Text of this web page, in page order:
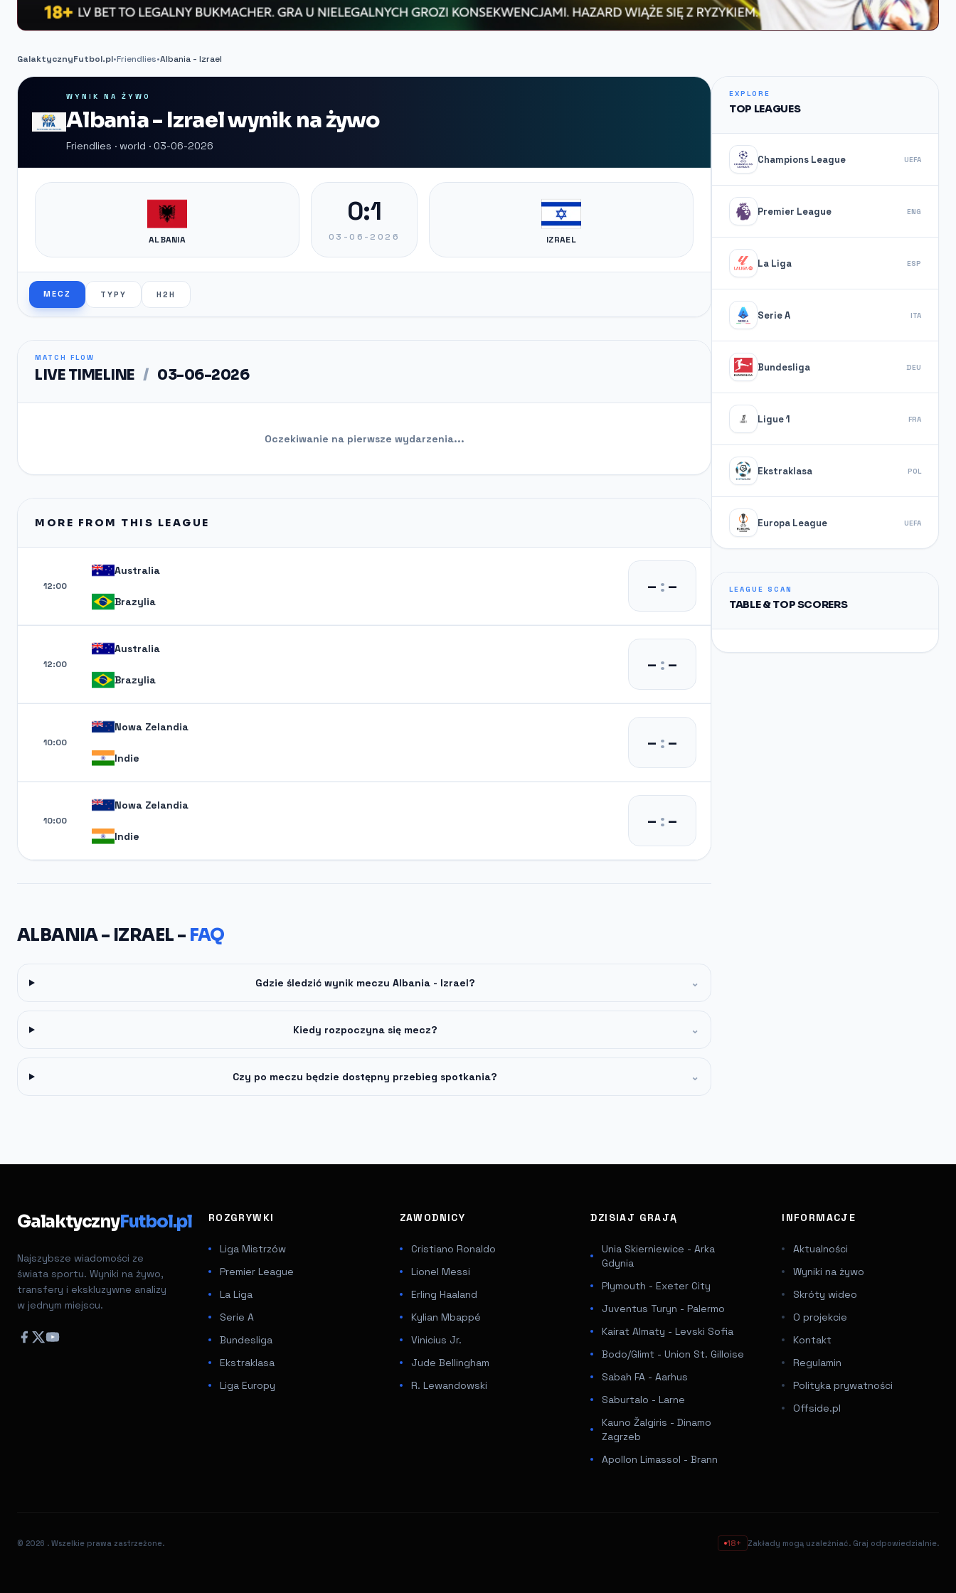
GalaktycznyFutbol.pl•Friendlies•Albania - Izrael
WYNIK NA ŻYWO
Albania - Izrael wynik na żywo
Friendlies · world · 03-06-2026
ALBANIA
0:1
03-06-2026 IZRAEL
MECZ TYPY H2H
MATCH FLOW
LIVE TIMELINE / 03-06-2026
Oczekiwanie na pierwsze wydarzenia...
MORE FROM THIS LEAGUE
12:00
Australia
Brazylia
– :–
12:00
Australia
Brazylia
– :–
10:00
Nowa Zelandia
Indie
– :–
10:00
Nowa Zelandia
Indie
– :–
ALBANIA - IZRAEL - FAQ
Gdzie śledzić wynik meczu Albania - Izrael? ⌄
Kiedy rozpoczyna się mecz? ⌄
Czy po meczu będzie dostępny przebieg spotkania? ⌄
EXPLORE
TOP LEAGUES
Champions League UEFA
Premier League ENG
La Liga ESP
Serie A ITA
Bundesliga DEU
Ligue 1 FRA
Ekstraklasa POL
Europa League UEFA
LEAGUE SCAN
TABLE & TOP SCORERS
GalaktycznyFutbol.pl
Najszybsze wiadomości ze
świata sportu. Wyniki na żywo,
transfery i ekskluzywne analizy
w jednym miejscu.
ROZGRYWKI
Liga Mistrzów
Premier League
La Liga
Serie A
Bundesliga
Ekstraklasa
Liga Europy
ZAWODNICY
Cristiano Ronaldo
Lionel Messi
Erling Haaland
Kylian Mbappé
Vinicius Jr.
Jude Bellingham
R. Lewandowski
DZISIAJ GRAJĄ
Unia Skierniewice - Arka
Gdynia
Plymouth - Exeter City
Juventus Turyn - Palermo
Kairat Almaty - Levski Sofia
Bodo/Glimt - Union St. Gilloise
Sabah FA - Aarhus
Saburtalo - Larne
Kauno Žalgiris - Dinamo
Zagrzeb
Apollon Limassol - Brann
INFORMACJE
Aktualności
Wyniki na żywo
Skróty wideo
O projekcie
Kontakt
Regulamin
Polityka prywatności
Offside.pl
© 2026 . Wszelkie prawa zastrzeżone. 18+ Zakłady mogą uzależniać. Graj odpowiedzialnie.